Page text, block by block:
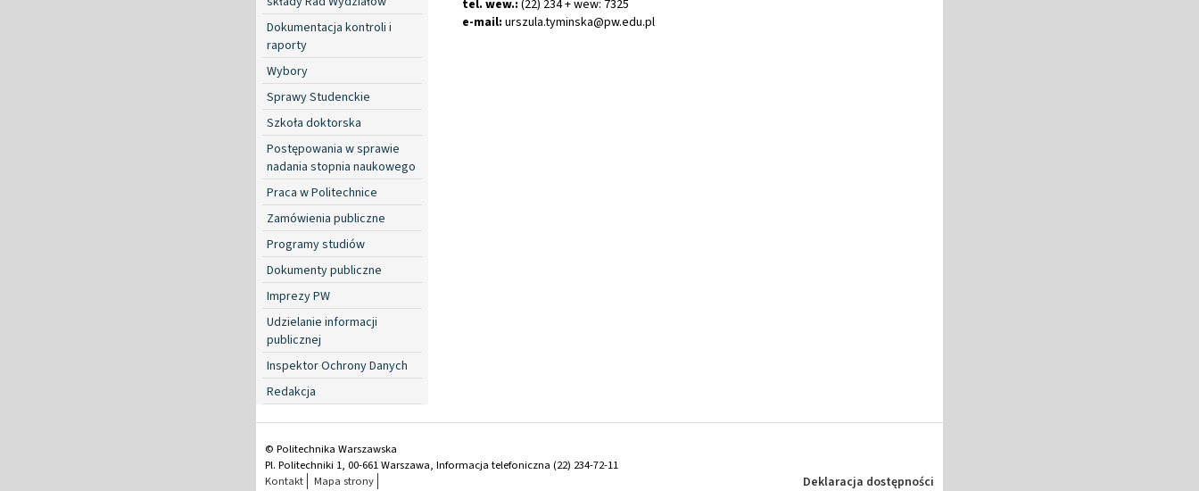
Dokumentacja kontroli i
raporty
Wybory
Sprawy Studenckie
Szkoła doktorska
Postępowania w sprawie
nadania stopnia naukowego
Praca w Politechnice
Zamówienia publiczne
Programy studiów
Dokumenty publiczne
Imprezy PW
Udzielanie informacji
publicznej
Inspektor Ochrony Danych
Redakcja
tel. wew.: (22) 234 + wew: 7325
e-mail: urszula.tyminska@pw.edu.pl
© Politechnika Warszawska
Pl. Politechniki 1, 00-661 Warszawa, Informacja telefoniczna (22) 234-72-11
Kontakt
Mapa strony Deklaracja dostępności